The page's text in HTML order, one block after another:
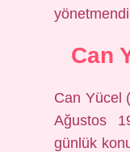
Can
Can Yücel
Ağustos
günlük